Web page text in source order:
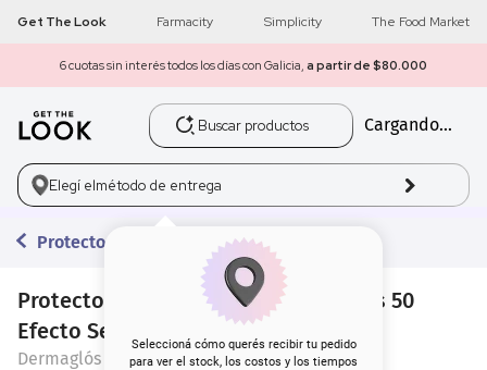
Get The Look Farmacity Simplicity The Food Market
6 cuotas sin interés todos los días con Galicia, a partir de $80.000
Buscar productos
Cargando...
Elegí elmétodo de entrega
Seleccioná cómo querés recibir tu pedido
para ver el stock, los costos y los tiempos
Protectores Faciales
Protector Solar Dermaglós Facial Fps 50
Efecto Seco x 50 g
Dermaglós
1 get the look
2 máscara pestañas
3.
5. corrector